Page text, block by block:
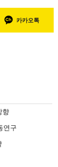
카카오톡
향
연구